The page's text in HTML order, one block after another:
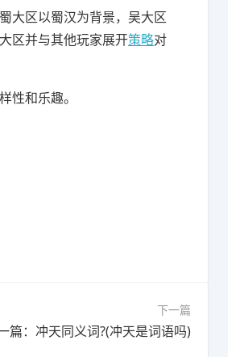
大区以蜀汉为背景，吴大区
区并与其他玩家展开策略对
性和乐趣。
下一篇
篇：冲天同义词?(冲天是词语吗)